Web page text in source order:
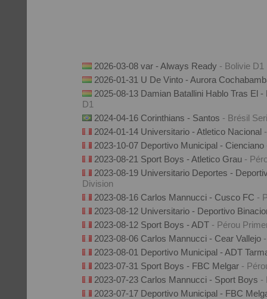
2026-03-08 var - Always Ready - Bolivie D1
2026-01-31 U De Vinto - Aurora
2025-08-13 Damian Batallini Hablo Tras El
D1
2024-04-16 Corinthians - Santos - Brésil
2024-01-14 Universitario - Atletico Nacional
2023-10-07 Deportivo Municipal - Cienciano
2023-08-21 Sport Boys - Atletico Grau -
2023-08-19 Universitario Deportes -
Division
2023-08-16 Carlos Mannucci - Cusco FC -
2023-08-12 Universitario - Deportivo
2023-08-12 Sport Boys - ADT - Pérou
2023-08-06 Carlos Mannucci - Cear Vallejo
2023-08-01 Deportivo Municipal - ADT
2023-07-31 Sport Boys - FBC Melgar -
2023-07-23 Carlos Mannucci - Sport Boys -
2023-07-17 Deportivo Municipal - FBC